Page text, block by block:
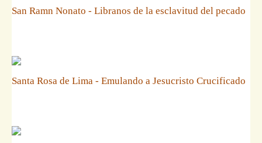
San Ramn Nonato - Libranos de la esclavitud del pecado
Santa Rosa de Lima - Emulando a Jesucristo Crucificado